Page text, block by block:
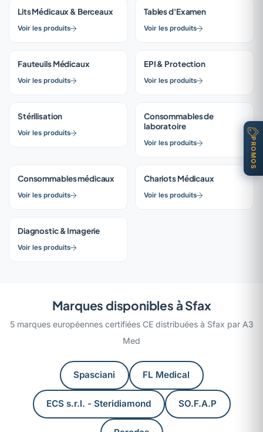
Lits Médicaux & Berceaux
Voir les produits
Tables d'Examen
Voir les produits
Fauteuils Médicaux
Voir les produits
EPI & Protection
Voir les produits
Stérilisation
Voir les produits
Consommables de
laboratoire
Voir les produits
Consommables médicaux
Voir les produits
Chariots Médicaux
Voir les produits
Diagnostic & Imagerie
Voir les produits
Marques disponibles à Sfax
5 marques européennes certifiées CE distribuées à Sfax par A3
Med
Spasciani FL Medical
ECS s.r.l. - Steridiamond SO.F.A.P
PROMOS